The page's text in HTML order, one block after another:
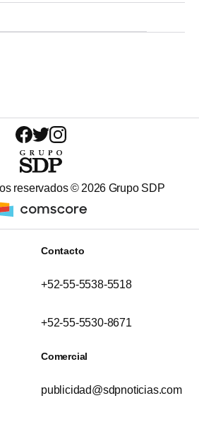
reservados © 2026 Grupo SDP
Contacto
+52-55-5538-5518
+52-55-5530-8671
Comercial
publicidad@sdpnoticias.com